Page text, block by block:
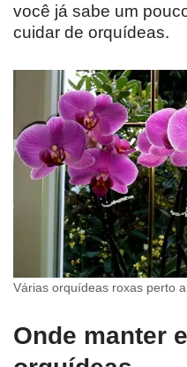
você já sabe um
cuidar de orquídeas.
Várias orquídeas roxas perto
Onde manter